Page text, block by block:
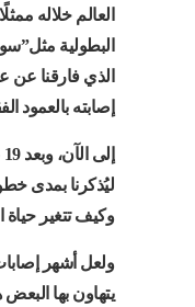
العالم خلاله
البطولية
إصابته بالعمود
ليُذكرنا بمدى
وكيف تتغير
ولعل أشهر
يتهاون بها